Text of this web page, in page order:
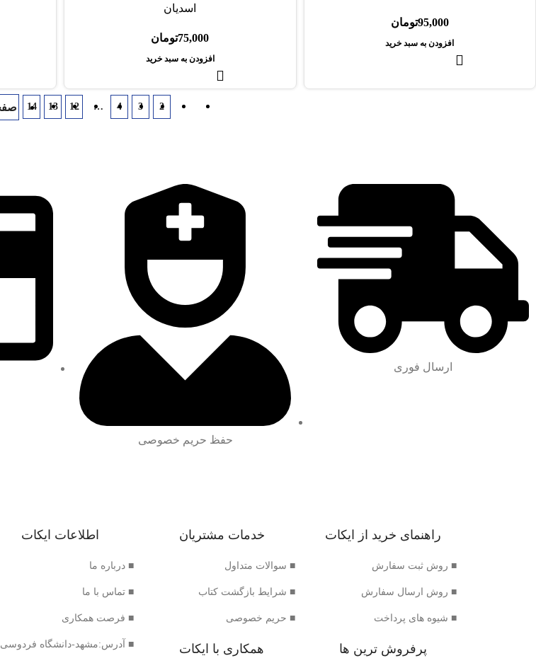
95,000تومان
افزودن به سبد خرید
اسدیان
75,000تومان
افزودن به سبد خرید
1
2
3
4
…
12
13
14
ارسال فوری
حفظ حریم خصوصی
راهنمای خرید از ایکات
■ روش ثبت سفارش
■ روش ارسال سفارش
■ شیوه های پرداخت
پرفروش ترین ها
خدمات مشتریان
■ سوالات متداول
■ شرایط بازگشت کتاب
■ حریم خصوصی
همکاری با ایکات
اطلاعات ایکات
■ درباره ما
■ تماس با ما
■ فرصت همکاری
■ آدرس:مشهد-دانشگاه فردوسی